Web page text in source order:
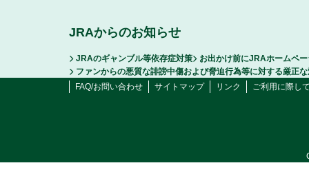
JRAからのお知らせ
JRAのギャンブル等依存症対策
お出かけ前にJRAホームペ
ファンからの悪質な誹謗中傷および脅迫行為等に対する厳正
FAQ/お問い合わせ
サイトマップ リンク ご利用に際し